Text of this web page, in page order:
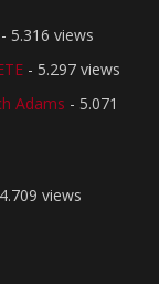
- 5.316 views
- 5.297 views
Adams - 5.071
views